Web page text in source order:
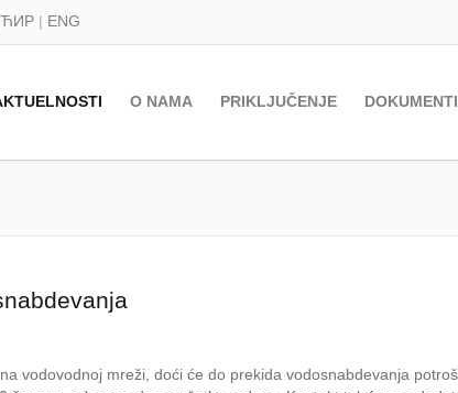
ЋИР | ENG
O NAMA PRIKLJUČENJE DOKUMENTI
vodovodnoj mreži, doći će do prekida vodosnabdevanja